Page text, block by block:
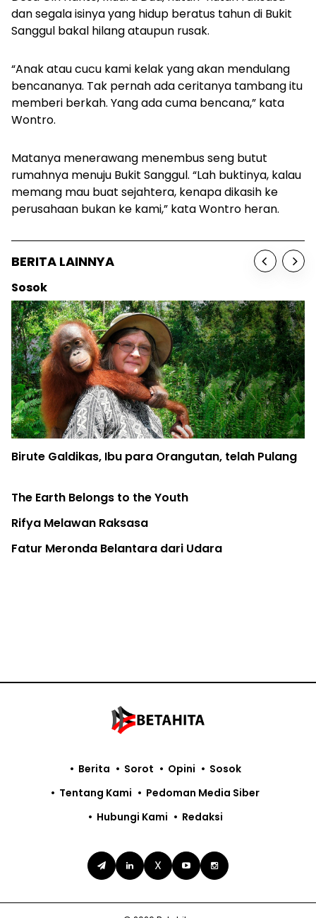
dan segala isinya yang hidup beratus tahun di Bukit
Sanggul bakal hilang ataupun rusak.
“Anak atau cucu kami kelak yang akan mendulang
bencananya. Tak pernah ada ceritanya tambang itu
memberi berkah. Yang ada cuma bencana,” kata
Wontro.
Matanya menerawang menembus seng butut
rumahnya menuju Bukit Sanggul. “Lah buktinya, kalau
memang mau buat sejahtera, kenapa dikasih ke
perusahaan bukan ke kami,” kata Wontro heran.
BERITA LAINNYA
Sosok
Birute Galdikas, Ibu para Orangutan, telah Pulang
The Earth Belongs to the Youth
Rifya Melawan Raksasa
Fatur Meronda Belantara dari Udara
X
Berita Sorot Opini
Sosok
Tentang Kami
Pedoman Media Siber
Hubungi Kami
Redaksi